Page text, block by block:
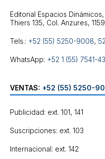
Editorial Espacios Dinámicos,
Tels.: +52 (55) 5250-9008,
WhatsApp: +52 1 (55) 7541-
VENTAS: +52 (55) 5250-
Publicidad: ext. 101, 141
Suscripciones: ext. 103
Internacional: ext. 142